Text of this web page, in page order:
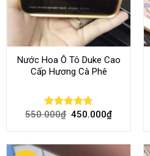
Nước Hoa Ô Tô Duke Cao
Cấp Hương Cà Phê
Rated4.70
550.000₫ 450.000₫